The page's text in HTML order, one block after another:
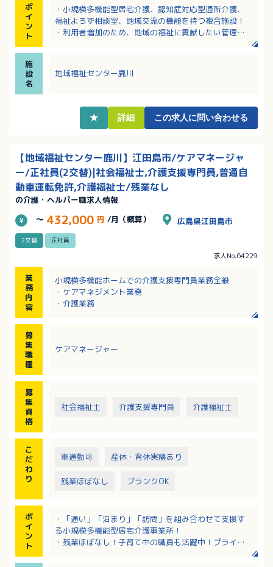
ポ
イ
ン
ト
・小規模多機能型居宅介護、認知症対応型通所介護、
福祉よろず相談室、地域交流の機能を持つ複合施設！
・利用者増加のため、地域の福祉に貢献したい管理職
す！
・月給262,000円～491,000円（定額手当の職務手当
・人材育成に力を入れており、研修も充実している法
人です！
施
設
名
地域福祉センター鹿川
★ 詳細 この求人に問い合わせる
【地域福祉センター鹿川】江田島市/ケアマネージャ
ー/正社員(2交替)|社会福祉士,介護支援専門員,普通自
動車運転免許,介護福祉士/残業なし
の介護・ヘルパー職求人情報
～ 432,000 円 /月（概算） 広島県江田島市
2交替 正社員
求人No.64229
業
務
内
容
小規模多機能ホームでの介護支援専門員業務全般
・ケアマネジメント業務
・介護業務
募
集
職
種
ケアマネージャー
募
集
資
格
社会福祉士 介護支援専門員 介護福祉士
こ
だ
わ
り
車通勤可 産休・育休実績あり
残業ほぼなし ブランクOK
ポ
イ
ン
ト
・「通い」「泊まり」「訪問」を組み合わせて支援す
る小規模多機能型居宅介護事業所！
・残業ほぼなし！子育て中の職員も活躍中！プライベ